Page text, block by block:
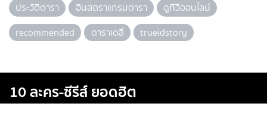
ประวัติดารา
อินสตราแกรมดารา
ดูทีวีออนไลน์
recommended
ดาราเดลี่ trueidstory
10 ละคร-ซีรีส์ ยอดฮิต